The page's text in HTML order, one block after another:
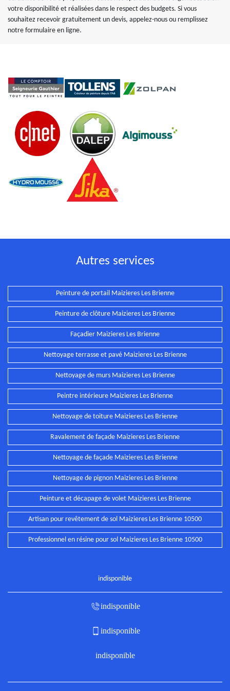
votre disponibilité et réalisées dans le respect des budgets. Si vous
souhaitez recevoir gratuitement un devis, appelez-nous ou remplissez
notre formulaire en ligne.
Autres services
Peinture de portail Maizieres Les Brienne
Peinture de clôture Maizieres Les Brienne
Façadier Maizieres Les Brienne
Nettoyage terrasse et pavé Maizieres Les Brienne
Nettoyage de murs Maizieres Les Brienne
Peintre intérieure Maizieres Les Brienne
Nettoyage de toiture Maizieres Les Brienne
Ravalement de façade Maizieres Les Brienne
Nettoyage de façade Maizieres Les Brienne
Nettoyage de pignon Maizieres Les Brienne
Peinture et décapage de volet Maizieres Les Brienne
Artisan pour revêtement de sol Maizieres Les Brienne 10500
Professionnel en résine pour sol Maizieres Les Brienne 10500
indisponible
indisponible
indisponible
indisponible